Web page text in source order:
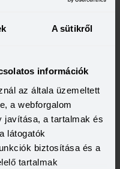
A sütikről
információk
az általa üzemeltett
a webforgalom
javítása, a tartalmak és
látogatók
biztosítása és a
tartalmak